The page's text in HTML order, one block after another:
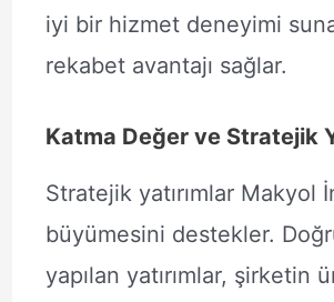
iyi bir hizmet deneyimi
rekabet avantajı sağlar.
Katma Değer ve Stratejik
Stratejik yatırımlar Makyol
büyümesini destekler.
yapılan yatırımlar, şirketin